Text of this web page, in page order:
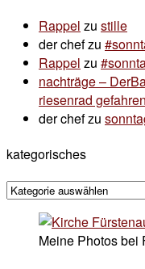
Rappel zu stille
der chefzu
Rappel zu
nachträge –
riesenrad
der chefzu
kategorisches
kategorisches
Meine Photos bei